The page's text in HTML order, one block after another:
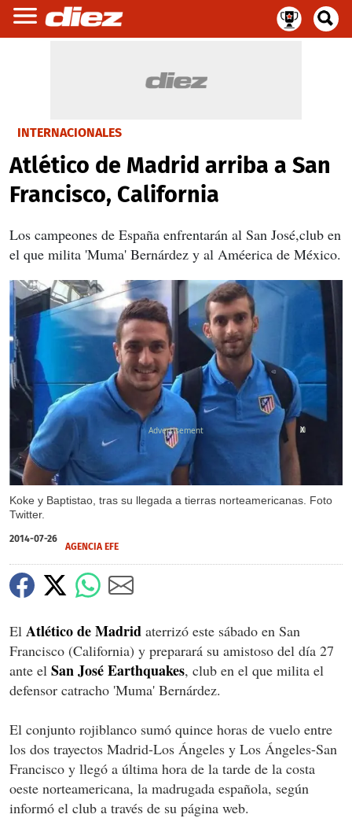
INTERNACIONALES
Atlético de Madrid arriba a San
Francisco, California
Los campeones de España enfrentarán al San José,club en
el que milita 'Muma' Bernárdez y al Améerica de México.
Koke y Baptistao, tras su llegada a tierras norteamericanas. Foto
Twitter.
X
2014-07-26
AGENCIA EFE
El Atlético de Madrid aterrizó este sábado en San
Francisco (California) y preparará su amistoso del día 27
ante el San José Earthquakes, club en el que milita el
defensor catracho 'Muma' Bernárdez.
El conjunto rojiblanco sumó quince horas de vuelo entre
los dos trayectos Madrid-Los Ángeles y Los Ángeles-San
Francisco y llegó a última hora de la tarde de la costa
oeste norteamericana, la madrugada española, según
informó el club a través de su página web.